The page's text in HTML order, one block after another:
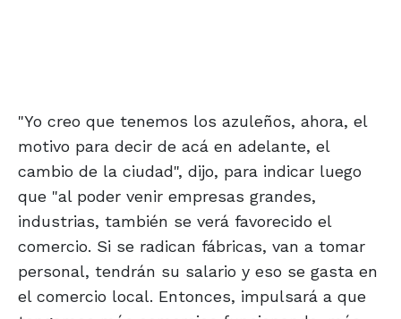
"Yo creo que tenemos los azuleños, ahora, el
motivo para decir de acá en adelante, el
cambio de la ciudad", dijo, para indicar luego
que "al poder venir empresas grandes,
industrias, también se verá favorecido el
comercio. Si se radican fábricas, van a tomar
personal, tendrán su salario y eso se gasta en
el comercio local. Entonces, impulsará a que